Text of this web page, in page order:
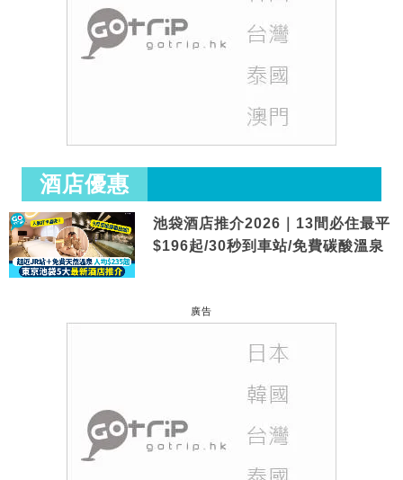
酒店優惠
池袋酒店推介2026｜13間必住最平
$196起/30秒到車站/免費碳酸溫泉
廣告